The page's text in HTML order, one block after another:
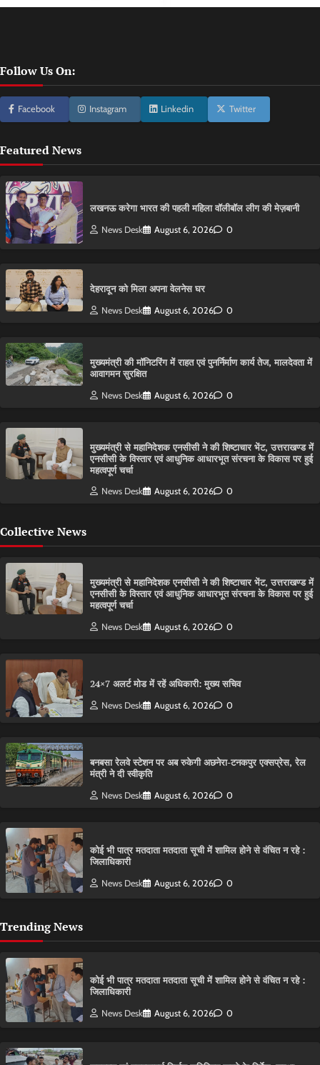
Follow Us On:
Facebook Instagram Linkedin Twitter
Featured News
लखनऊ करेगा भारत की पहली महिला वॉलीबॉल लीग की मेज़बानी
News Desk August 6, 2026 0
देहरादून को मिला अपना वेलनेस घर
News Desk August 6, 2026 0
मुख्यमंत्री की मॉनिटरिंग में राहत एवं पुनर्निर्माण कार्य तेज, मालदेवता में
आवागमन सुरक्षित
News Desk August 6, 2026 0
मुख्यमंत्री से महानिदेशक एनसीसी ने की शिष्टाचार भेंट, उत्तराखण्ड में
एनसीसी के विस्तार एवं आधुनिक आधारभूत संरचना के विकास पर हुई
महत्वपूर्ण चर्चा
News Desk August 6, 2026 0
Collective News
मुख्यमंत्री से महानिदेशक एनसीसी ने की शिष्टाचार भेंट, उत्तराखण्ड में
एनसीसी के विस्तार एवं आधुनिक आधारभूत संरचना के विकास पर हुई
महत्वपूर्ण चर्चा
News Desk August 6, 2026 0
24×7 अलर्ट मोड में रहें अधिकारी: मुख्य सचिव
News Desk August 6, 2026 0
बनबसा रेलवे स्टेशन पर अब रुकेगी अछनेरा-टनकपुर एक्सप्रेस, रेल
मंत्री ने दी स्वीकृति
News Desk August 6, 2026 0
कोई भी पात्र मतदाता मतदाता सूची में शामिल होने से वंचित न रहे :
जिलाधिकारी
News Desk August 6, 2026 0
Trending News
कोई भी पात्र मतदाता मतदाता सूची में शामिल होने से वंचित न रहे :
जिलाधिकारी
News Desk August 6, 2026 0